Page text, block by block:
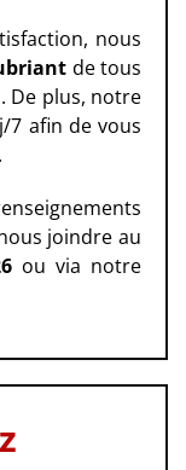
nous
de tous
De plus, notre
7 afin de vous
joindre au
ou via notre